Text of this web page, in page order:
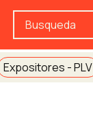
Expositores - PLV